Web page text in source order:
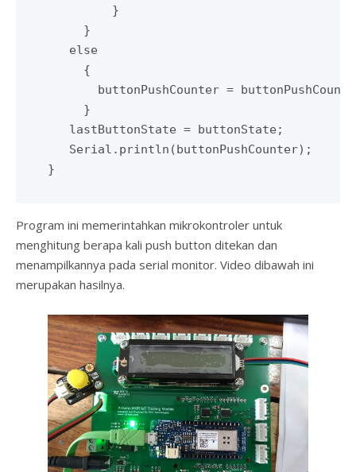
         }
     }
   else
     {
buttonPushCounter =
     }
   lastButtonState = buttonState;
   Serial.println(buttonPushCounter);
}
Program ini memerintahkan mikrokontroler untuk
menghitung berapa kali push button ditekan dan
menampilkannya pada serial monitor. Video dibawah ini
merupakan hasilnya.